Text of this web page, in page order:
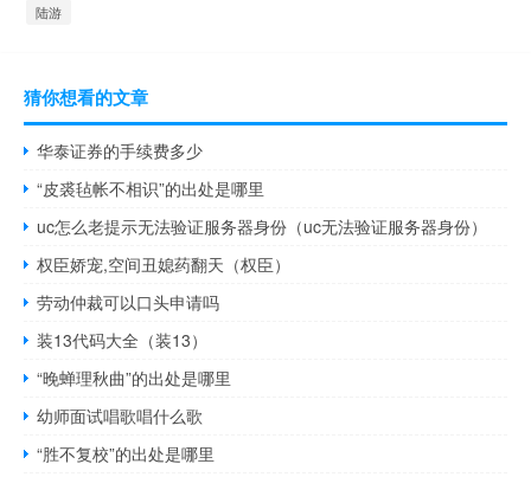
陆游
猜你想看的文章
华泰证券的手续费多少
“皮裘毡帐不相识”的出处是哪里
uc怎么老提示无法验证服务器身份（uc无法验证服务器身份）
权臣娇宠,空间丑媳药翻天（权臣）
劳动仲裁可以口头申请吗
装13代码大全（装13）
“晚蝉理秋曲”的出处是哪里
幼师面试唱歌唱什么歌
“胜不复校”的出处是哪里